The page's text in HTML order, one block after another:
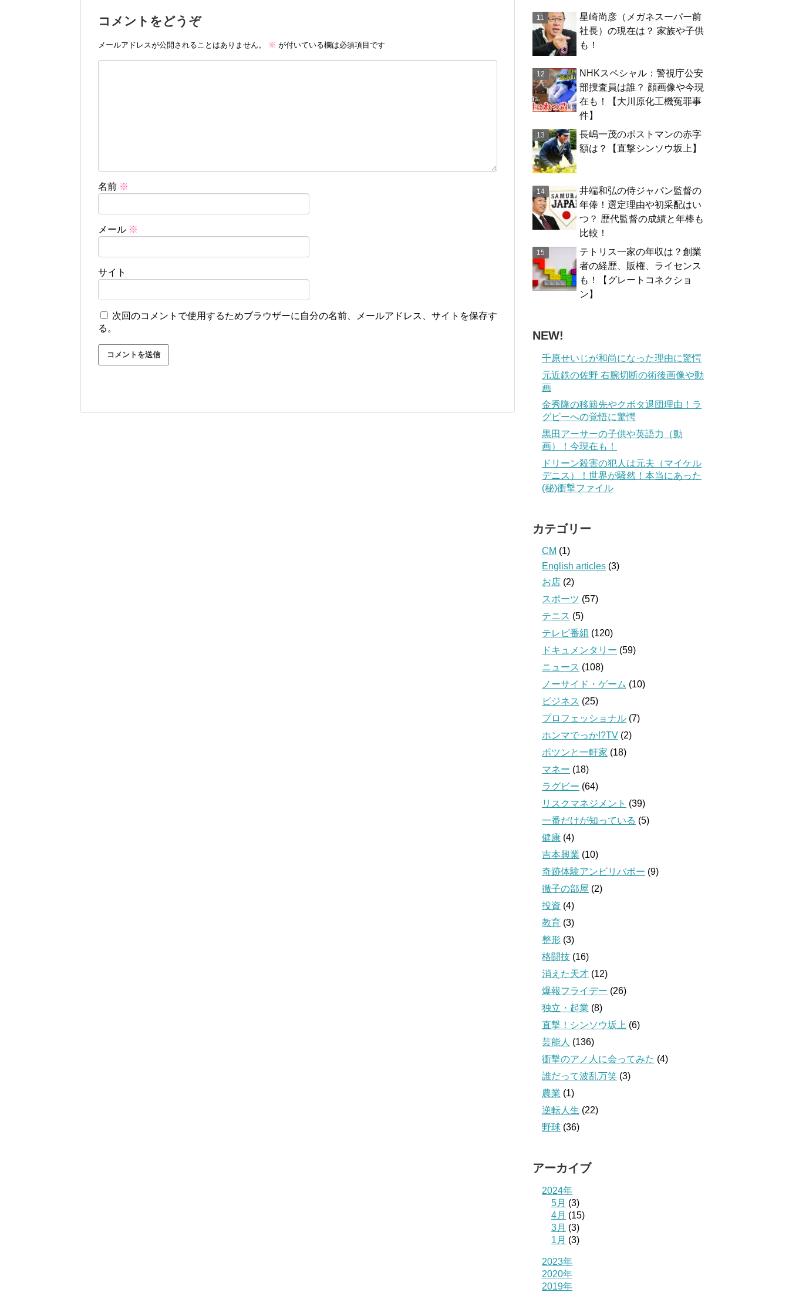
コメントをどうぞ
メールアドレスが公開されることはありません。 ※ が付いている欄は必須項目です
名前 ※
メール ※
サイト
次回のコメントで使用するためブラウザーに自分の名前、メールアドレス、サイトを保存す
る。
星崎尚彦（メガネスーパー前
社長）の現在は？ 家族や子供
も！
NHKスペシャル：警視庁公安
部捜査員は誰？ 顔画像や今現
在も！【大川原化工機冤罪事
件】
長嶋一茂のポストマンの赤字
額は？【直撃シンソウ坂上】
井端和弘の侍ジャパン監督の
年俸！選定理由や初采配はい
つ？ 歴代監督の成績と年棒も
比較！
テトリス一家の年収は？創業
者の経歴、販権、ライセンス
も！【グレートコネクショ
ン】
NEW!
千原せいじが和尚になった理由に驚愕
元近鉄の佐野 右腕切断の術後画像や動
画
金秀隆の移籍先やクボタ退団理由！ラ
グビーへの覚悟に驚愕
黒田アーサーの子供や英語力（動
画）！今現在も！
ドリーン殺害の犯人は元夫（マイケル
デニス）！世界が騒然！本当にあった
(秘)衝撃ファイル
カテゴリー
CM (1)
English articles (3)
お店 (2)
スポーツ (57)
テニス (5)
テレビ番組 (120)
ドキュメンタリー (59)
ニュース (108)
ノーサイド・ゲーム (10)
ビジネス (25)
プロフェッショナル (7)
ホンマでっか!?TV (2)
ポツンと一軒家 (18)
マネー (18)
ラグビー (64)
リスクマネジメント (39)
一番だけが知っている (5)
健康 (4)
吉本興業 (10)
奇跡体験アンビリバボー (9)
徹子の部屋 (2)
投資 (4)
教育 (3)
整形 (3)
格闘技 (16)
消えた天才 (12)
爆報フライデー (26)
独立・起業 (8)
直撃！シンソウ坂上 (6)
芸能人 (136)
衝撃のアノ人に会ってみた (4)
誰だって波乱万笑 (3)
農業 (1)
逆転人生 (22)
野球 (36)
アーカイブ
2024年
5月 (3)
4月 (15)
3月 (3)
1月 (3)
2023年
2020年
2019年